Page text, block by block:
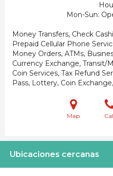
Mon-Sun
Money Transfers, Check
Prepaid Cellular Phone
Money Orders, ATMs,
Currency Exchange, Transit/
Coin Services, Tax Refund
Pass, Lottery, Coin
Map
Ubicaciones cercanas